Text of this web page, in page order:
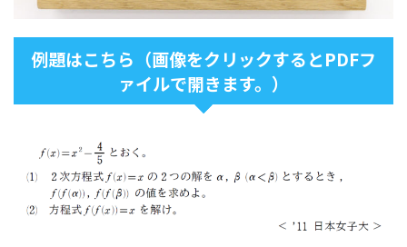
例題はこちら（画像をクリックするとPDFフ
ァイルで開きます。）